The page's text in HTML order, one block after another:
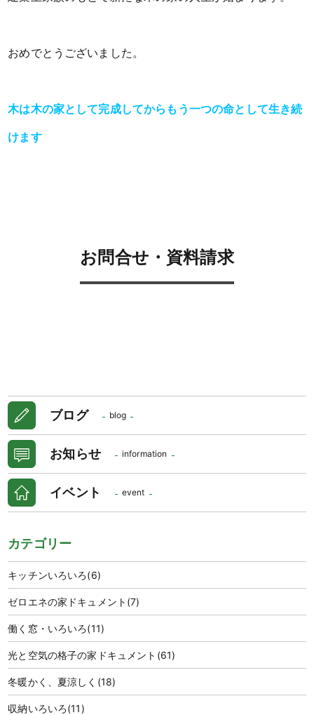
おめでとうございました。
木は木の家として完成してからもう一つの命として生き続
けます
お問合せ・資料請求
ブログ blog
お知らせ information
イベント event
カテゴリー
キッチンいろいろ(6)
ゼロエネの家ドキュメント (7)
働く窓・いろいろ(11)
光と空気の格子の家ドキュメント (61)
冬暖かく、夏涼しく (18)
収納いろいろ(11)